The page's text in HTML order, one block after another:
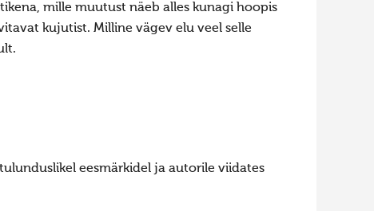
mille muutust näeb alles kunagi hoopis
kujutist. Milline vägev elu veel selle
eesmärkidel ja autorile viidates